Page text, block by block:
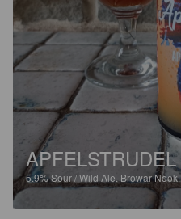
APFELSTRUDEL
5.9%Sour / Wild Ale. Browar Nook.